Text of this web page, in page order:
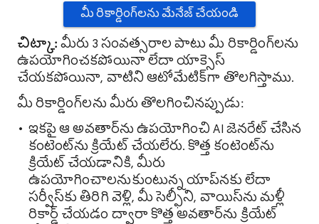
మీ రికార్డింగ్‌లను మేనేజ్ చేయండి
చిట్కా: మీరు 3 సంవత్సరాల పాటు మీ రికార్డింగ్‌లను
ఉపయోగించకపోయినా లేదా యాక్సెస్
చేయకపోయినా, వాటిని ఆటోమేటిక్‌గా తొలగిస్తాము.
మీ రికార్డింగ్‌లను మీరు తొలగించినప్పుడు:
ఇకపై ఆ అవతార్‌ను ఉపయోగించి AI జెనరేట్ చేసిన
కంటెంట్‌ను క్రియేట్ చేయలేరు. కొత్త కంటెంట్‌ను
క్రియేట్ చేయడానికి, మీరు
ఉపయోగించాలనుకుంటున్న యాప్‌నకు లేదా
సర్వీస్‌కు తిరిగి వెళ్లి, మీ సెల్ఫీని, వాయిస్‌ను మళ్లీ
రికార్డ్ చేయడం ద్వారా కొత్త అవతార్‌ను క్రియేట్